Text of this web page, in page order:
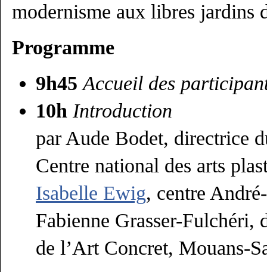
modernisme aux libres jardins
Programme
9h45Accueil des
10h Introduction
par Aude Bodet, directrice
Centre national des arts
Isabelle Ewig, centre
Fabienne Grasser-Fulchéri,
de l’Art Concret, Mouans-